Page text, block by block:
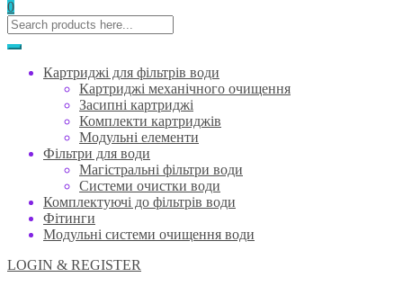
0
Картриджі для фільтрів води
Картриджі механічного очищення
Засипні картриджі
Комплекти картриджів
Модульні елементи
Фільтри для води
Магістральні фільтри води
Системи очистки води
Комплектуючі до фільтрів води
Фітинги
Модульні системи очищення води
LOGIN & REGISTER